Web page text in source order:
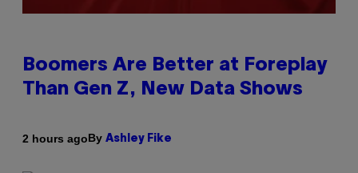
Boomers Are Better at Foreplay
Than Gen Z, New Data Shows
2 hours agoBy Ashley Fike